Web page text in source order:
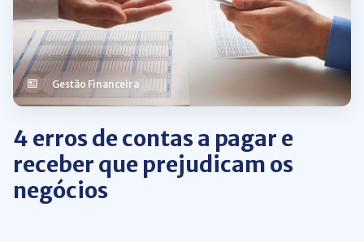
Gestão Financeira
4 erros de contas a pagar e
receber que prejudicam os
negócios